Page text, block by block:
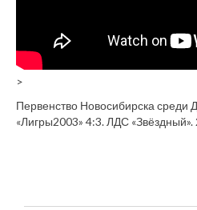
>
Первенство Новосибирска
«Лигры2003» 4:3. ЛДС «Звёздный».